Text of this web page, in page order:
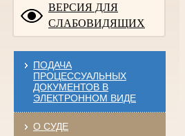
ВЕРСИЯ ДЛЯ
СЛАБОВИДЯЩИХ
ПОДАЧА
ПРОЦЕССУАЛЬНЫХ
ДОКУМЕНТОВ В
ЭЛЕКТРОННОМ ВИДЕ
О СУДЕ